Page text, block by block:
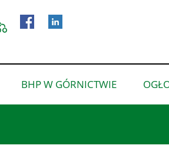
pokaż
podmenu
BHP W GÓRNICTWIE
pokaż
podmenu